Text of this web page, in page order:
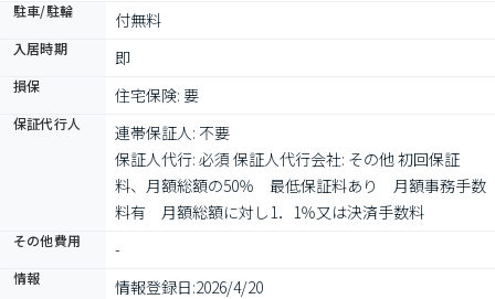
駐車/駐輪 付無料
入居時期 即
損保 住宅保険: 要
保証代行人
連帯保証人: 不要
保証人代行: 必須 保証人代行会社: その他 初回保証
料、月額総額の50％　最低保証料あり　月額事務手数
料有　月額総額に対し1．1％又は決済手数料
その他費用 -
情報 情報登録日:2026/4/20